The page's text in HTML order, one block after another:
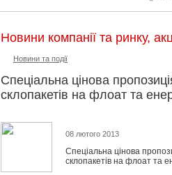
Новини компанії та ринку,
Новини та події
Спеціальна цінова
склопакетів на флоат та
08 лютого 2013
Спеціальна цінова
склопакетів на флоат та